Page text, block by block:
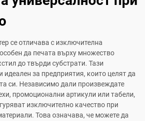
се отличава с изключителна
да печата върху множество
до твърди субстрати. Тази
идеален за предприятия, които целят да
си. Независимо дали произвеждате
промоционални артикули или табели,
изключително качество при
Това означава, че можете да